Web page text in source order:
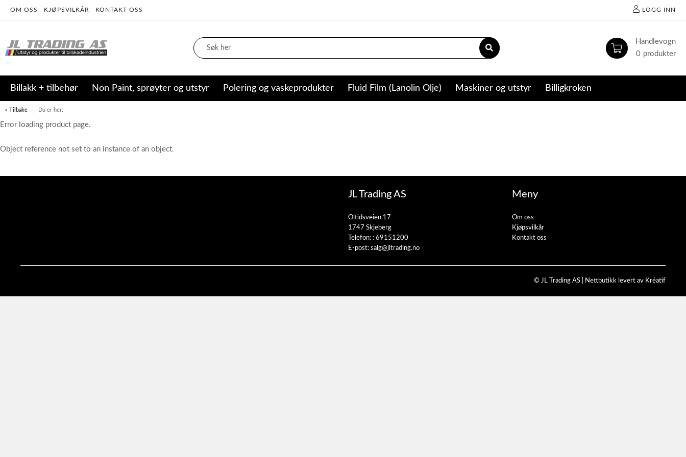
OM OSS KJØPSVILKÅR KONTAKT OSS LOGG INN
0
Billakk + tilbehør Non Paint, sprøyter og utstyr Polering og vaskeprodukter Fluid Film (Lanolin Olje) Maskiner og utstyr Billigkroken
« Tilbake Du er her:
Error loading product page.
Object reference not set to an instance of an object.
JL Trading AS
Oltidsveien 17
1747 Skjeberg
Telefon: : 69151200
E-post: salg@jltrading.no
Meny
Om oss
Kjøpsvilkår
Kontakt oss
© JL Trading AS | Nettbutikk levert av Kréatif